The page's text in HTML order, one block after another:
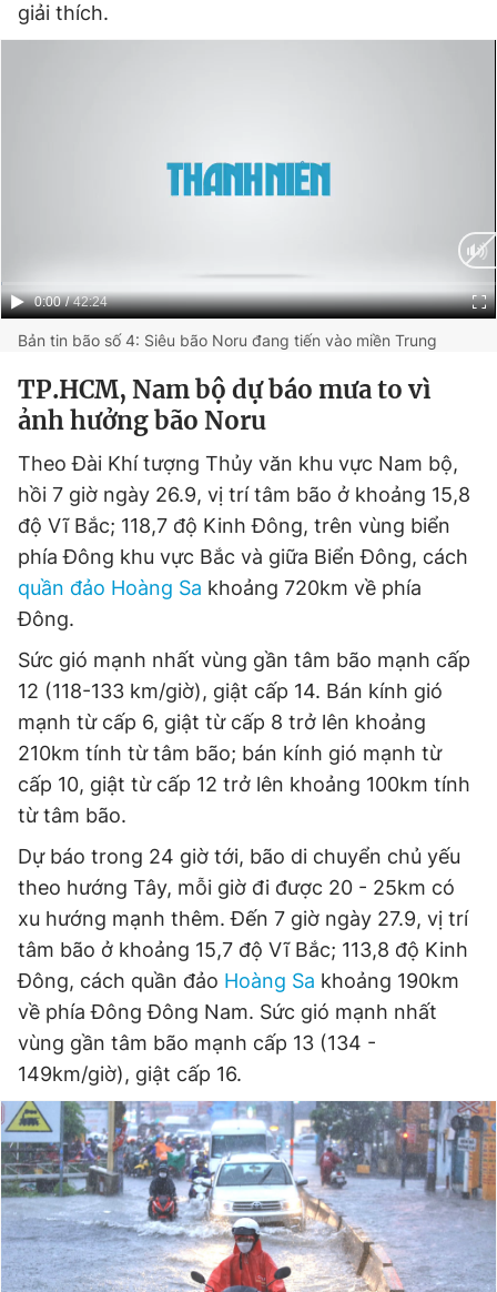
giải thích.
Current
Time
0:00 / Duration
42:24
Bản tin bão số 4: Siêu bão Noru đang tiến vào miền Trung
TP.HCM, Nam bộ dự báo mưa to vì
ảnh hưởng bão Noru
Theo Đài Khí tượng Thủy văn khu vực Nam bộ,
hồi 7 giờ ngày 26.9, vị trí tâm bão ở khoảng 15,8
độ Vĩ Bắc; 118,7 độ Kinh Đông, trên vùng biển
phía Đông khu vực Bắc và giữa Biển Đông, cách
quần đảo Hoàng Sa khoảng 720km về phía
Đông.
Sức gió mạnh nhất vùng gần tâm bão mạnh cấp
12 (118-133 km/giờ), giật cấp 14. Bán kính gió
mạnh từ cấp 6, giật từ cấp 8 trở lên khoảng
210km tính từ tâm bão; bán kính gió mạnh từ
cấp 10, giật từ cấp 12 trở lên khoảng 100km tính
từ tâm bão.
Dự báo trong 24 giờ tới, bão di chuyển chủ yếu
theo hướng Tây, mỗi giờ đi được 20 - 25km có
xu hướng mạnh thêm. Đến 7 giờ ngày 27.9, vị trí
tâm bão ở khoảng 15,7 độ Vĩ Bắc; 113,8 độ Kinh
Đông, cách quần đảo Hoàng Sa khoảng 190km
về phía Đông Đông Nam. Sức gió mạnh nhất
vùng gần tâm bão mạnh cấp 13 (134 -
149km/giờ), giật cấp 16.